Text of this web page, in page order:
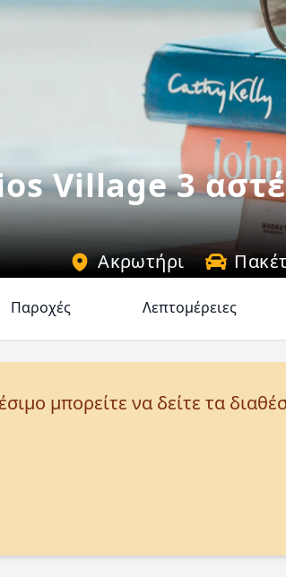
Village 3
Ακρωτήρι
Παροχές Λεπτομέρειες
μπορείτε να δείτε τα